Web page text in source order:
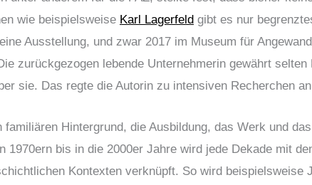
wie beispielsweise Karl Lagerfeld gibt es nur
Ausstellung, und zwar 2017 im Museum für
zurückgezogen lebende Unternehmerin gewährt
sie. Das regte die Autorin zu intensiven Recherchen
Hintergrund, die Ausbildung, das Werk und
1970ern bis in die 2000er Jahre wird jede Dekade mit
Kontexten verknüpft. So wird beispielsweise